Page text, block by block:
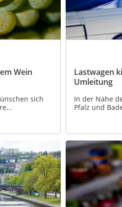
Wein
sich
Lastwagen
Umleitung
In der Nähe
Pfalz und